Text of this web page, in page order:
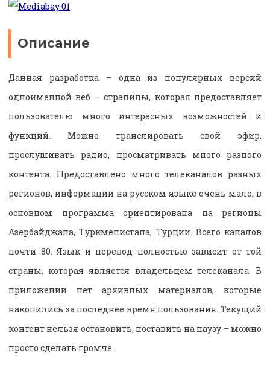
Описание
Данная разработка – одна из популярных версий
одноименной веб – страницы, которая предоставляет
пользователю много интересных возможностей и
функций. Можно транслировать свой эфир,
прослушивать радио, просматривать много разного
контента. Предоставлено много телеканалов разных
регионов, информации на русском языке очень мало, в
основном программа ориентирована на регионы
Азербайджана, Туркменистана, Турции. Всего каналов
почти 80. Язык и перевод полностью зависит от той
страны, которая является владельцем телеканала. В
приложении нет архивных материалов, которые
накопились за последнее время пользования. Текущий
контент нельзя остановить, поставить на паузу – можно
просто сделать громче.